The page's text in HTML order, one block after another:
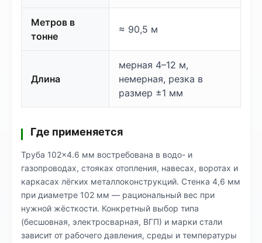
Метров в
тонне
≈ 90,5 м
Длина
мерная 4–12 м,
немерная, резка в
размер ±1 мм
Где применяется
Труба 102×4.6 мм востребована в водо- и
газопроводах, стояках отопления, навесах, воротах и
каркасах лёгких металлоконструкций. Стенка 4,6 мм
при диаметре 102 мм — рациональный вес при
нужной жёсткости. Конкретный выбор типа
(бесшовная, электросварная, ВГП) и марки стали
зависит от рабочего давления, среды и температуры